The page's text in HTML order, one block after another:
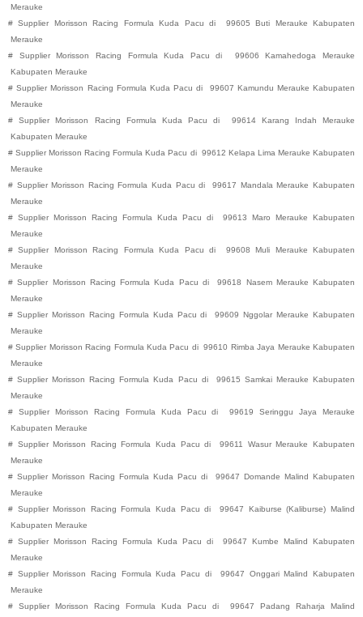
Merauke
# Supplier Morisson Racing Formula Kuda Pacu di 99605 Buti Merauke
Kabupaten
Merauke
#
Supplier Morisson Racing Formula Kuda Pacu di 99606 Kamahedoga
Merauke
Kabupaten Merauke
# Supplier Morisson Racing Formula Kuda Pacu di 99607 Kamundu Merauke Kabupaten
Merauke
#
Supplier Morisson Racing Formula Kuda Pacu di 99614 Karang Indah
Merauke
Kabupaten Merauke
# Supplier Morisson Racing Formula Kuda Pacu di 99612 Kelapa Lima Merauke Kabupaten
Merauke
# Supplier Morisson Racing Formula Kuda Pacu di 99617 Mandala Merauke Kabupaten
Merauke
# Supplier Morisson Racing Formula Kuda Pacu di 99613 Maro Merauke
Kabupaten
Merauke
# Supplier Morisson Racing Formula Kuda Pacu di 99608 Muli Merauke
Kabupaten
Merauke
# Supplier Morisson Racing Formula Kuda Pacu di 99618 Nasem Merauke Kabupaten
Merauke
# Supplier Morisson Racing Formula Kuda Pacu di 99609 Nggolar Merauke Kabupaten
Merauke
# Supplier Morisson Racing Formula Kuda Pacu di 99610 Rimba Jaya Merauke Kabupaten
Merauke
# Supplier Morisson Racing Formula Kuda Pacu di 99615 Samkai Merauke Kabupaten
Merauke
#
Supplier Morisson Racing Formula Kuda Pacu di 99619 Seringgu Jaya
Merauke
Kabupaten Merauke
# Supplier Morisson Racing Formula Kuda Pacu di 99611 Wasur Merauke
Kabupaten
Merauke
# Supplier Morisson Racing Formula Kuda Pacu di 99647 Domande Malind Kabupaten
Merauke
# Supplier Morisson Racing Formula Kuda Pacu di 99647 Kaiburse (Kaliburse) Malind
Kabupaten Merauke
# Supplier Morisson Racing Formula Kuda Pacu di 99647 Kumbe Malind
Kabupaten
Merauke
# Supplier Morisson Racing Formula Kuda Pacu di 99647 Onggari Malind
Kabupaten
Merauke
#
Supplier Morisson Racing Formula Kuda Pacu di 99647 Padang Raharja
Malind